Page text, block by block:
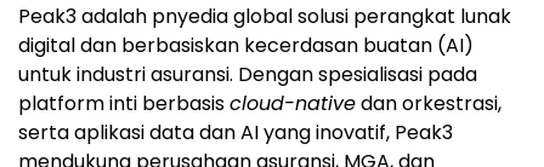
Peak3 adalah pnyedia global solusi perangkat lunak
digital dan berbasiskan kecerdasan buatan (AI)
untuk industri asuransi. Dengan spesialisasi pada
platform inti berbasiscloud-nativedan orkestrasi,
serta aplikasi data dan AI yang inovatif, Peak3
mendukung perusahaan asuransi, MGA, dan